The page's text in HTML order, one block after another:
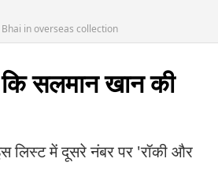
Bhai in overseas collection
कि सलमान खान की
लिस्ट में दूसरे नंबर पर 'रॉकी और